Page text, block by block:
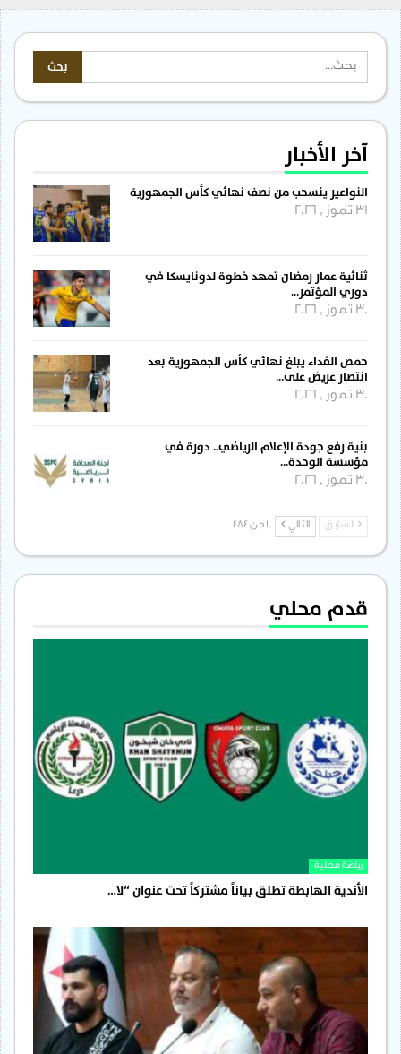
آخر الأخبار
النواعير ينسحب من نصف نهائي كأس الجمهورية
31 تموز , 2026
ثنائية عمار رمضان تمهد خطوة لدونايسكا في
دوري المؤتمر…
30 تموز , 2026
حمص الفداء يبلغ نهائي كأس الجمهورية بعد
انتصار عريض على…
30 تموز , 2026
بنية رفع جودة الإعلام الرياضي.. دورة في
مؤسسة الوحدة…
30 تموز , 2026
السابق التالي
قدم محلي
رياضة محلية
الأندية الهابطة تطلق بياناً مشتركاً تحت عنوان “لا…